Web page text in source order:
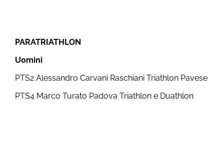
PARATRIATHLON
Uomini
PTS2 Alessandro Carvani Raschiani Triathlon Pavese
PTS4 Marco Turato Padova Triathlon e Duathlon